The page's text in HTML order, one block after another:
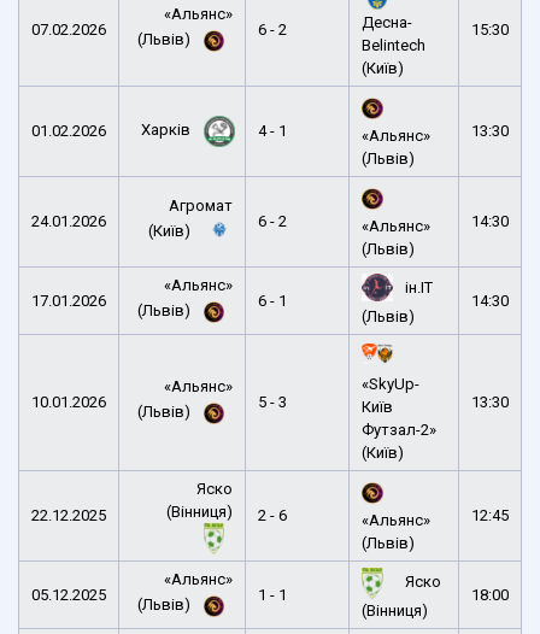
07.02.2026
«Альянс»
(Львів)
6 - 2
Десна-
Belintech
(Київ)
15:30
01.02.2026 Харків 4 - 1
«Альянс»
(Львів)
13:30
24.01.2026
Агромат
(Київ)
6 - 2
«Альянс»
(Львів)
14:30
17.01.2026
«Альянс»
(Львів)
6 - 1
ін.ІТ
(Львів)
14:30
10.01.2026
«Альянс»
(Львів)
5 - 3
«SkyUp-
Київ
Футзал-2»
(Київ)
13:30
22.12.2025
Яско
(Вінниця)
2 - 6
«Альянс»
(Львів)
12:45
05.12.2025
«Альянс»
(Львів)
1 - 1
Яско
(Вінниця)
18:00